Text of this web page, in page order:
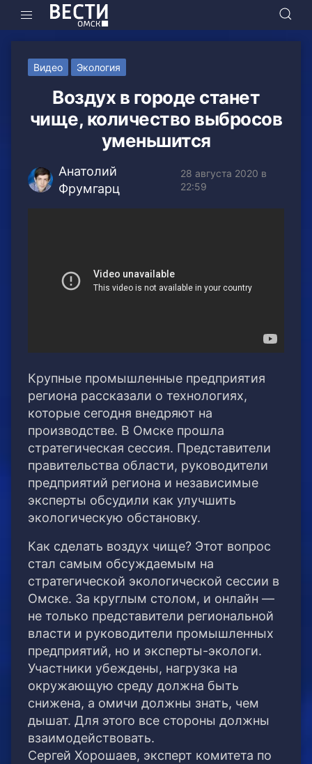
Видео Экология
Воздух в городе станет
чище, количество выбросов
уменьшится
Анатолий
Фрумгарц
28 августа 2020 в
22:59
Крупные промышленные предприятия
региона рассказали о технологиях,
которые сегодня внедряют на
производстве. В Омске прошла
стратегическая сессия. Представители
правительства области, руководители
предприятий региона и независимые
эксперты обсудили как улучшить
экологическую обстановку.
Как сделать воздух чище? Этот вопрос
стал самым обсуждаемым на
стратегической экологической сессии в
Омске. За круглым столом, и онлайн —
не только представители региональной
власти и руководители промышленных
предприятий, но и эксперты-экологи.
Участники убеждены, нагрузка на
окружающую среду должна быть
снижена, а омичи должны знать, чем
дышат. Для этого все стороны должны
взаимодействовать.
Сергей Хорошаев, эксперт комитета по